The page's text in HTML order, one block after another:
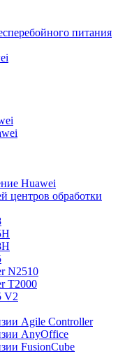
питания
Huawei
центров обработки
N2510
T2000
V2
Agile Controller
AnyOffice
FusionCube